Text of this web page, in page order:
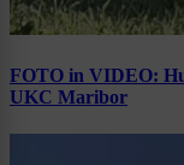
FOTO in VIDEO:
UKC Maribor